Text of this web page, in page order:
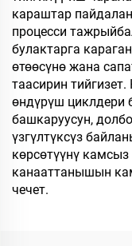
караштар
процесси
булактарга
өтөөсүнө жана
таасирин
өндүрүш циклдери
башкаруусун,
үзгүлтүксүз
көрсөтүүнү
канааттанышын
чечет.